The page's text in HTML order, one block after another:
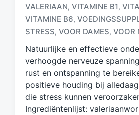
e
t
g
d
m
t
VALERIAAN, VITAMINE B1,
VITAMINE B6,
STRESS, VOOR DAMES, VOOR
Natuurlijke en effectieve
verhoogde nerveuze
rust en ontspanning te
positieve houding bij
die stress kunnen
Ingrediëntenlijst: